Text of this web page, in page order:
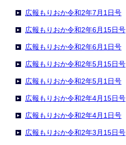
広報もりおか令和2年7月1日号
広報もりおか令和2年6月15日号
広報もりおか令和2年6月1日号
広報もりおか令和2年5月15日号
広報もりおか令和2年5月1日号
広報もりおか令和2年4月15日号
広報もりおか令和2年4月1日号
広報もりおか令和2年3月15日号